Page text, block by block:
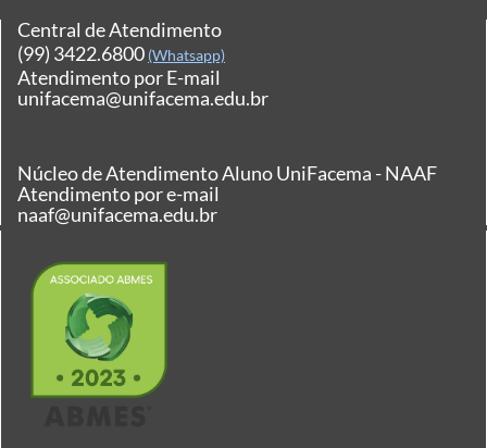
Central de Atendimento
(99) 3422.6800 (Whatsapp)
Atendimento por E-mail
unifacema@unifacema.edu.br
Núcleo de Atendimento Aluno UniFacema - NAAF
Atendimento por e-mail
naaf@unifacema.edu.br